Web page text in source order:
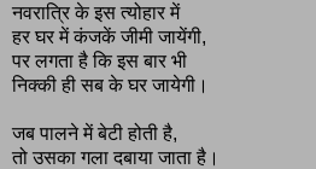
नवरात्रि के इस त्योहार में
हर घर में कंजकें जीमी जायेंगी,
पर लगता है कि इस बार भी
निक्की ही सब के घर जायेगी।
जब पालने में बेटी होती है,
तो उसका गला दबाया जाता है।